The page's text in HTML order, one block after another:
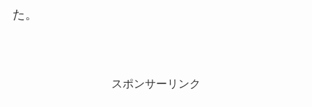
た。
スポンサーリンク